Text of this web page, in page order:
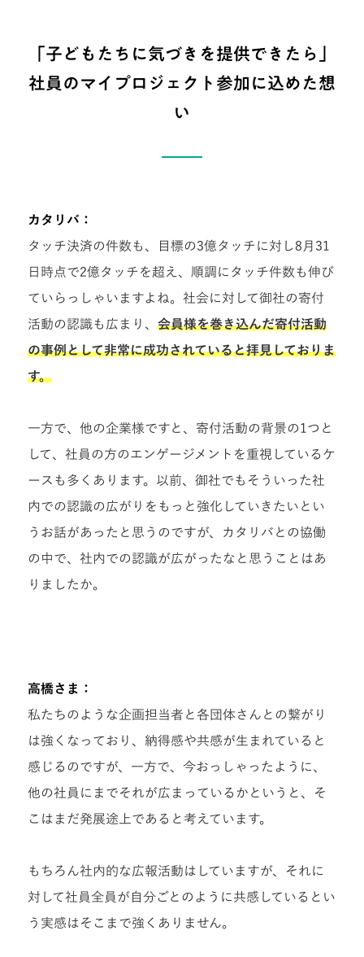
「子どもたちに気づきを提供できたら」
社員のマイプロジェクト参加に込めた想
い
カタリバ：
タッチ決済の件数も、目標の3億タッチに対し8月31
日時点で2億タッチを超え、順調にタッチ件数も伸び
ていらっしゃいますよね。社会に対して御社の寄付
活動の認識も広まり、 会員様を巻き込んだ寄付活動
の事例として非常に成功されていると拝見しておりま
す。
一方で、他の企業様ですと、寄付活動の背景の1つと
して、社員の方のエンゲージメントを重視しているケ
ースも多くあります。以前、御社でもそういった社
内での認識の広がりをもっと強化していきたいとい
うお話があったと思うのですが、カタリバとの協働
の中で、社内での認識が広がったなと思うことはあ
りましたか。
高橋さま：
私たちのような企画担当者と各団体さんとの繋がり
は強くなっており、納得感や共感が生まれていると
感じるのですが、一方で、今おっしゃったように、
他の社員にまでそれが広まっているかというと、そ
こはまだ発展途上であると考えています。
もちろん社内的な広報活動はしていますが、それに
対して社員全員が自分ごとのように共感しているとい
う実感はそこまで強くありません。